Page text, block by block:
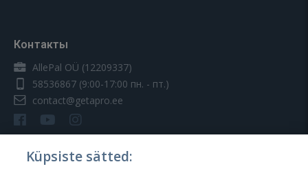
Контакты
AllePal OÜ (12209337)
58536867 (9:00-17:00 пн. - пт.)
contact@getapro.ee
Küpsiste sätted: